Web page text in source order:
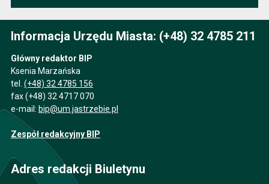
Informacja Urzędu Miasta: (+48) 32 4785 211
Główny redaktor BIP
Ksenia Marzańska
tel. (+48) 32 4785 156
fax (+48) 32 4717 070
e-mail: bip@um.jastrzebie.pl
Zespół redakcyjny BIP
Adres redakcji Biuletynu